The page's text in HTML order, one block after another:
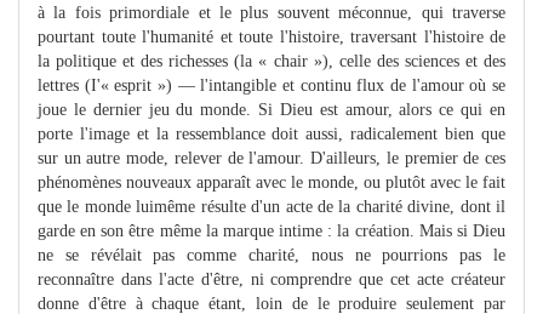
à la fois primordiale et le plus souvent méconnue, qui traverse
pourtant toute l'humanité et toute l'histoire, traversant l'histoire de
la politique et des richesses (la « chair »), celle des sciences et des
lettres (I'« esprit ») — l'intangible et continu flux de l'amour où se
joue le dernier jeu du monde. Si Dieu est amour, alors ce qui en
porte l'image et la ressemblance doit aussi, radicalement bien que
sur un autre mode, relever de l'amour. D'ailleurs, le premier de ces
phénomènes nouveaux apparaît avec le monde, ou plutôt avec le fait
que le monde luimême résulte d'un acte de la charité divine, dont il
garde en son être même la marque intime : la création. Mais si Dieu
ne se révélait pas comme charité, nous ne pourrions pas le
reconnaître dans l'acte d'être, ni comprendre que cet acte créateur
donne d'être à chaque étant, loin de le produire seulement par